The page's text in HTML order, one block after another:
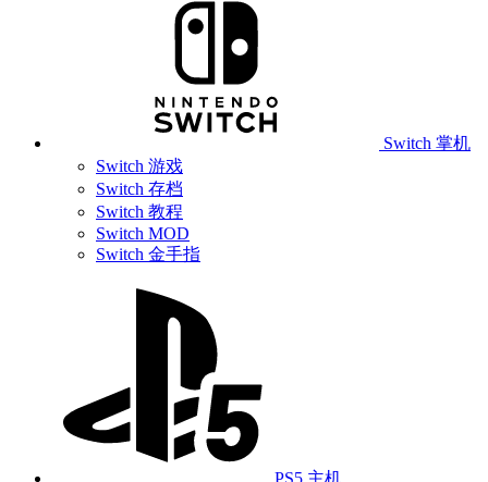
Switch 掌机
Switch 游戏
Switch 存档
Switch 教程
Switch MOD
Switch 金手指